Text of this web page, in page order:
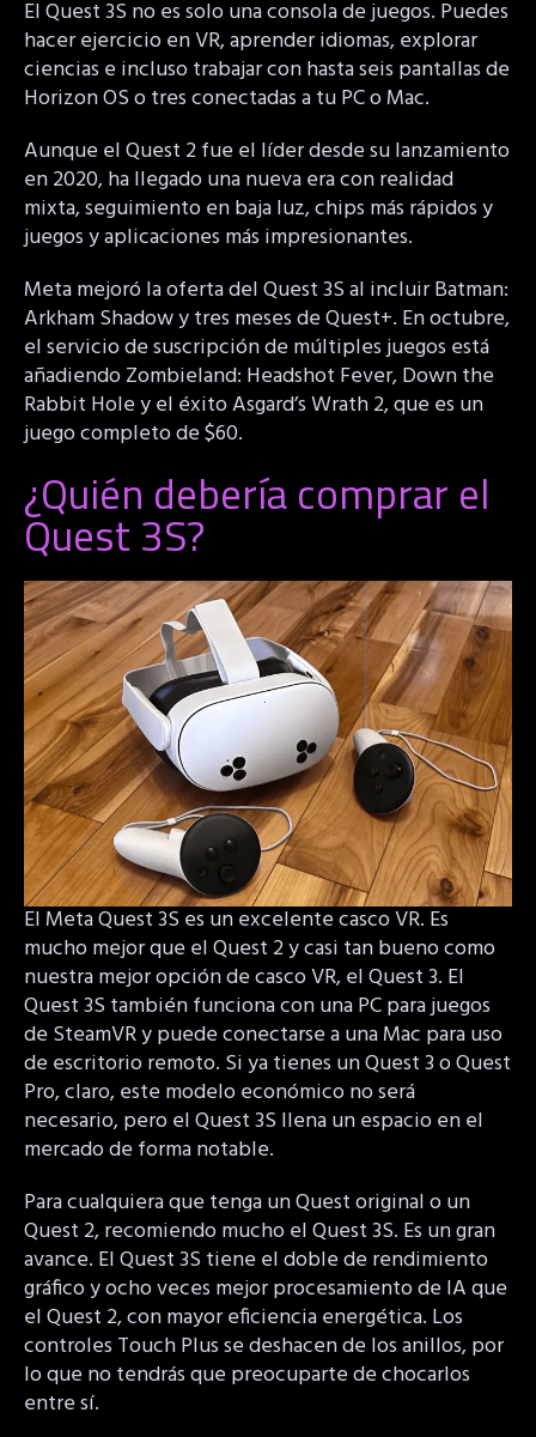
El Quest 3S no es solo una consola de juegos. Puedes
hacer ejercicio en VR, aprender idiomas, explorar
ciencias e incluso trabajar con hasta seis pantallas de
Horizon OS o tres conectadas a tu PC o Mac.
Aunque el Quest 2 fue el líder desde su lanzamiento
en 2020, ha llegado una nueva era con realidad
mixta, seguimiento en baja luz, chips más rápidos y
juegos y aplicaciones más impresionantes.
Meta mejoró la oferta del Quest 3S al incluir Batman:
Arkham Shadow y tres meses de Quest+. En octubre,
el servicio de suscripción de múltiples juegos está
añadiendo Zombieland: Headshot Fever, Down the
Rabbit Hole y el éxito Asgard’s Wrath 2, que es un
juego completo de $60.
¿Quién debería comprar el
Quest 3S?
El Meta Quest 3S es un excelente casco VR. Es
mucho mejor que el Quest 2 y casi tan bueno como
nuestra mejor opción de casco VR, el Quest 3. El
Quest 3S también funciona con una PC para juegos
de SteamVR y puede conectarse a una Mac para uso
de escritorio remoto. Si ya tienes un Quest 3 o Quest
Pro, claro, este modelo económico no será
necesario, pero el Quest 3S llena un espacio en el
mercado de forma notable.
Para cualquiera que tenga un Quest original o un
Quest 2, recomiendo mucho el Quest 3S. Es un gran
avance. El Quest 3S tiene el doble de rendimiento
gráfico y ocho veces mejor procesamiento de IA que
el Quest 2, con mayor eficiencia energética. Los
controles Touch Plus se deshacen de los anillos, por
lo que no tendrás que preocuparte de chocarlos
entre sí.